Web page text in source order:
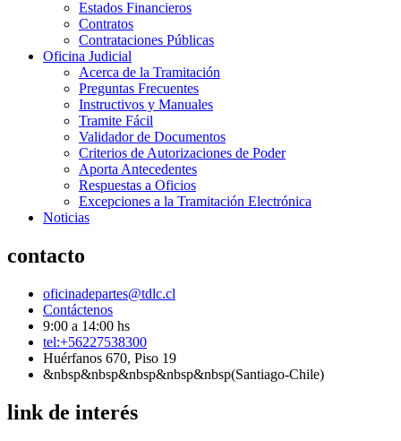
Estados Financieros
Contratos
Contrataciones Públicas
Oficina Judicial
Acerca de la Tramitación
Preguntas Frecuentes
Instructivos y Manuales
Tramite Fácil
Validador de Documentos
Criterios de Autorizaciones de Poder
Aporta Antecedentes
Respuestas a Oficios
Excepciones a la Tramitación Electrónica
Noticias
contacto
oficinadepartes@tdlc.cl
Contáctenos
9:00 a 14:00 hs
tel:+56227538300
Huérfanos 670, Piso 19
&nbsp&nbsp&nbsp&nbsp&nbsp(Santiago-Chile)
link de interés